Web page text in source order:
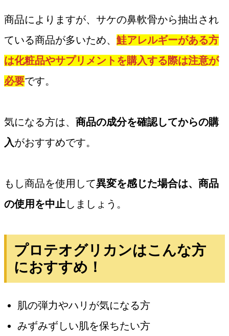
商品によりますが、サケの鼻軟骨から抽出され
ている商品が多いため、 鮭アレルギーがある方
は化粧品やサプリメントを購入する際は注意が
必要です。
気になる方は、 商品の成分を確認してからの購
入がおすすめです。
もし商品を使用して異変を感じた場合は、商品
の使用を中止 しましょう。
プロテオグリカンはこんな方
におすすめ！
肌の弾力やハリが気になる方
みずみずしい肌を保ちたい方